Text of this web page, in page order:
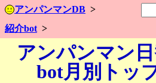
アンパンマンDB
紹介bot
アンパンマン
bot月別トッ